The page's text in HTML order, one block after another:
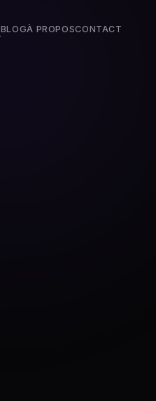
BLOGÀ PROPOSCONTACT